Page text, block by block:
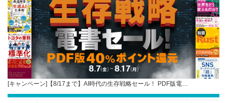
[キャンペーン]【8/17まで】AI時代の生存戦略セール！ PDF版電…